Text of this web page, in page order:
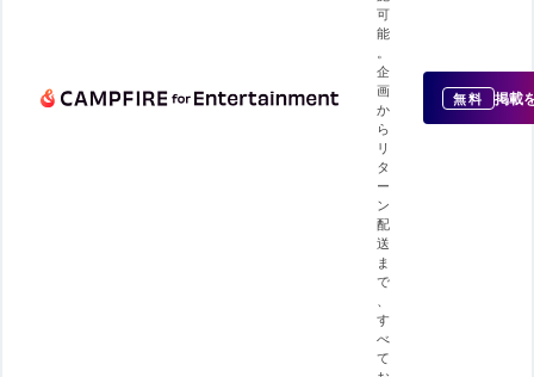
可
能
企
画
か
ら
リ
タ
ー
ン
配
送
ま
で
す
べ
て
無料 掲載